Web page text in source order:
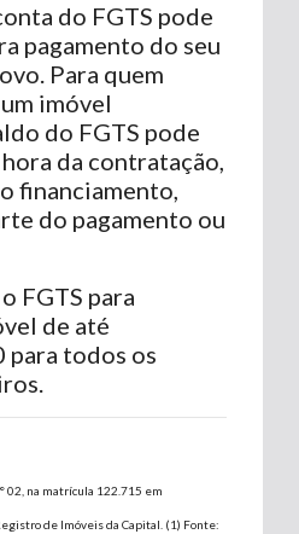
do FGTS pode
pagamento do seu
Para quem
imóvel
do FGTS pode
da contratação,
financiamento,
do pagamento ou
FGTS para
de até
para todos os
02, na matrícula 122.715 em
de Imóveis da Capital. (1) Fonte: